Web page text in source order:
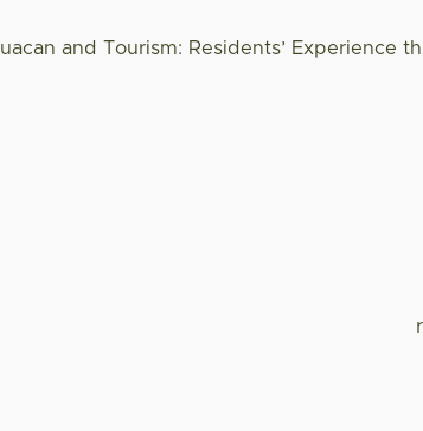
and Tourism: Residents’ Experience